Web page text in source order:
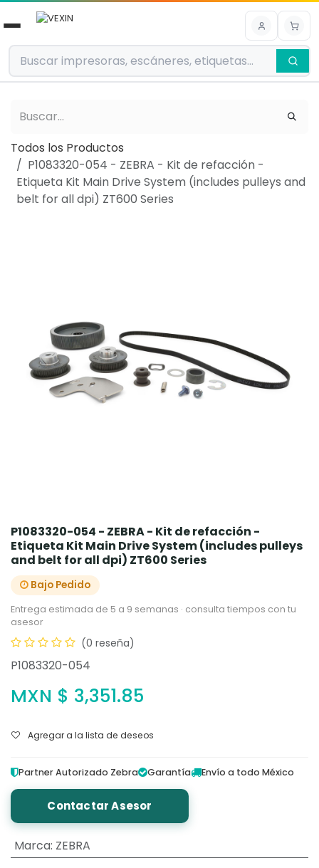
Ir al contenido
Todos los Productos
P1083320-054 - ZEBRA - Kit de refacción -
Etiqueta Kit Main Drive System (includes pulleys and
belt for all dpi) ZT600 Series
P1083320-054 - ZEBRA - Kit de refacción -
Etiqueta Kit Main Drive System (includes pulleys
and belt for all dpi) ZT600 Series
Bajo Pedido
Entrega estimada de 5 a 9 semanas · consulta tiempos con tu
asesor
(0 reseña)
P1083320-054
MXN $ 3,351.85
Agregar a la lista de deseos
Partner Autorizado Zebra Garantía Envío a todo México
Contactar Asesor
Marca: ZEBRA